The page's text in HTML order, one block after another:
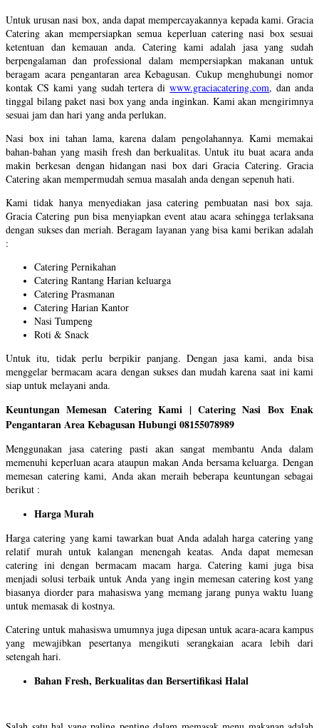
Untuk urusan nasi box, anda dapat mempercayakannya kepada kami. Gracia
Catering akan mempersiapkan semua keperluan catering nasi box sesuai
ketentuan dan kemauan anda. Catering kami adalah jasa yang sudah
berpengalaman dan professional dalam mempersiapkan makanan untuk
beragam acara pengantaran area Kebagusan. Cukup menghubungi nomor
kontak CS kami yang sudah tertera diwww.graciacatering.com, dan anda
tinggal bilang paket nasi box yang anda inginkan. Kami akan mengirimnya
sesuai jam dan hari yang anda perlukan.
Nasi box ini tahan lama, karena dalam pengolahannya. Kami memakai
bahan-bahan yang masih fresh dan berkualitas. Untuk itu buat acara anda
makin berkesan dengan hidangan nasi box dari Gracia Catering. Gracia
Catering akan mempermudah semua masalah anda dengan sepenuh hati.
Kami tidak hanya menyediakan jasa catering pembuatan nasi box saja.
Gracia Catering pun bisa menyiapkan event atau acara sehingga terlaksana
dengan sukses dan meriah. Beragam layanan yang bisa kami berikan adalah
:
Catering Pernikahan
Catering Rantang Harian keluarga
Catering Prasmanan
Catering Harian Kantor
Nasi Tumpeng
Roti & Snack
Untuk itu, tidak perlu berpikir panjang. Dengan jasa kami, anda bisa
menggelar bermacam acara dengan sukses dan mudah karena saat ini kami
siap untuk melayani anda.
Keuntungan Memesan Catering Kami | Catering Nasi Box Enak
Pengantaran Area Kebagusan Hubungi 08155078989
Menggunakan jasa catering pasti akan sangat membantu Anda dalam
memenuhi keperluan acara ataupun makan Anda bersama keluarga. Dengan
memesan catering kami, Anda akan meraih beberapa keuntungan sebagai
berikut :
Harga Murah
Harga catering yang kami tawarkan buat Anda adalah harga catering yang
relatif murah untuk kalangan menengah keatas. Anda dapat memesan
catering ini dengan bermacam macam harga. Catering kami juga bisa
menjadi solusi terbaik untuk Anda yang ingin memesan catering kost yang
biasanya diorder para mahasiswa yang memang jarang punya waktu luang
untuk memasak di kostnya.
Catering untuk mahasiswa umumnya juga dipesan untuk acara-acara kampus
yang mewajibkan pesertanya mengikuti serangkaian acara lebih dari
setengah hari.
Bahan Fresh, Berkualitas dan Bersertifikasi Halal